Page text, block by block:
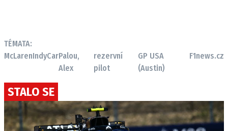
TÉMATA:
McLarenIndyCarPalou,
Alex
rezervní
pilot
GP USA
(Austin)
F1news.cz
STALO SE